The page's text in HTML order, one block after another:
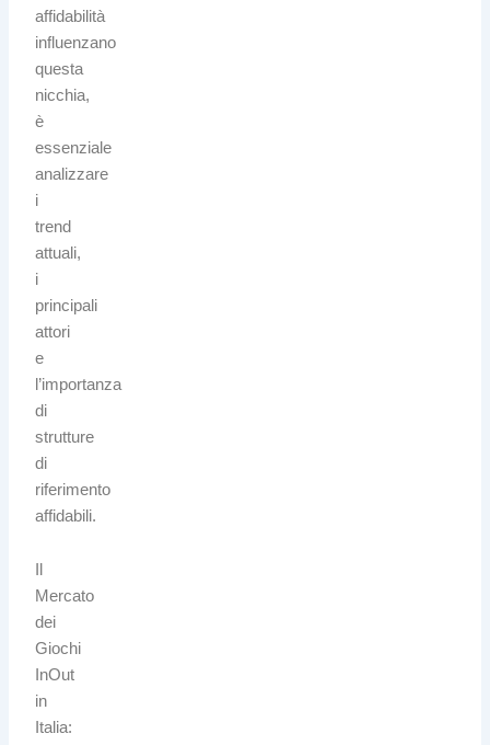
affidabilità
influenzano
questa
nicchia,
è
essenziale
analizzare
i
trend
attuali,
i
principali
attori
e
l’importanza
di
strutture
di
riferimento
affidabili.
Mercato
dei
Giochi
InOut
in
Italia: